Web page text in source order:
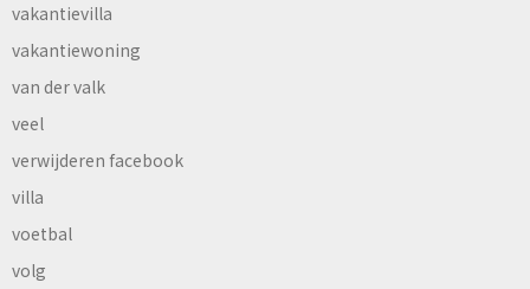
vakantievilla
vakantiewoning
van der valk
veel
verwijderen facebook
villa
voetbal
volg